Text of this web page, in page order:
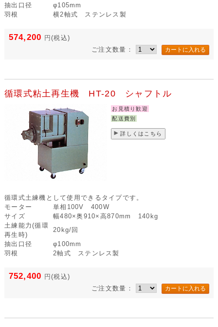
抽出口径
φ105mm
羽根
横2軸式 ステンレス製
574,200 円(税込)
ご注文数量：
循環式粘土再生機 HT-20 シャフトル
お見積り歓迎
配送費別
詳しくはこちら
循環式土練機として使用できるタイプです。
モーター
単相100V 400W
サイズ
幅480×奥910×高870mm 140kg
土練能力(循環
再生時)
20kg/回
抽出口径
φ100mm
羽根
2軸式 ステンレス製
752,400 円(税込)
ご注文数量：